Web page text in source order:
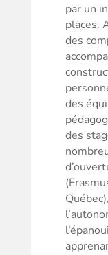
par un
places.
des
des
des